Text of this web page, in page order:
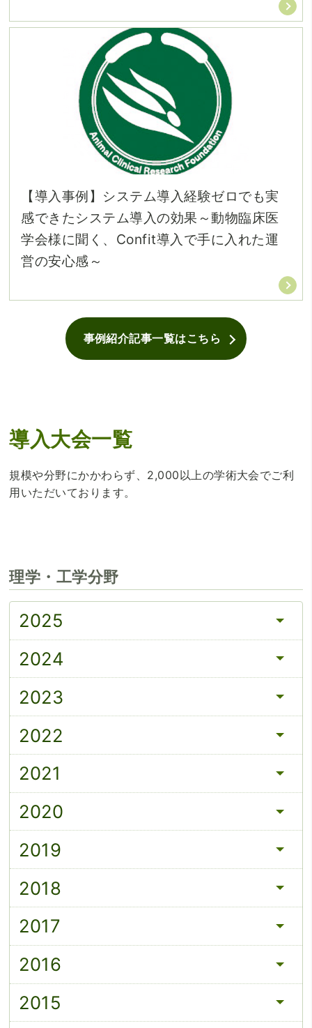
【導入事例】システム導入経験ゼロでも実
感できたシステム導入の効果～動物臨床医
学会様に聞く、Confit導入で手に入れた運
営の安心感～
事例紹介記事一覧はこちら
導入大会一覧
規模や分野にかかわらず、2,000以上の学術大会でご利
用いただいております。
理学・工学分野
2025
2024
2023
2022
2021
2020
2019
2018
2017
2016
2015